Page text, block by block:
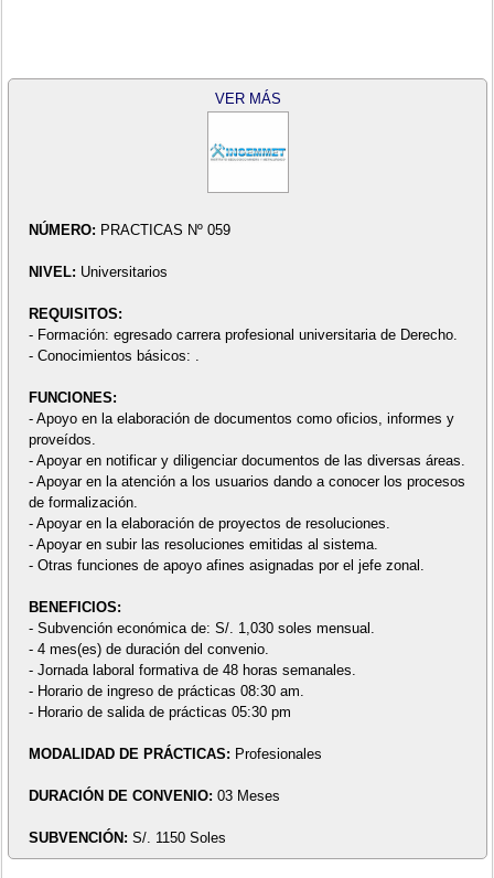
VER MÁS
NÚMERO: PRACTICAS Nº 059
NIVEL: Universitarios
REQUISITOS:
- Formación: egresado carrera profesional universitaria de Derecho.
- Conocimientos básicos: .
FUNCIONES:
- Apoyo en la elaboración de documentos como oficios, informes y
proveídos.
- Apoyar en notificar y diligenciar documentos de las diversas áreas.
- Apoyar en la atención a los usuarios dando a conocer los procesos
de formalización.
- Apoyar en la elaboración de proyectos de resoluciones.
- Apoyar en subir las resoluciones emitidas al sistema.
- Otras funciones de apoyo afines asignadas por el jefe zonal.
BENEFICIOS:
- Subvención económica de: S/. 1,030 soles mensual.
- 4 mes(es) de duración del convenio.
- Jornada laboral formativa de 48 horas semanales.
- Horario de ingreso de prácticas 08:30 am.
- Horario de salida de prácticas 05:30 pm
MODALIDAD DE PRÁCTICAS: Profesionales
DURACIÓN DE CONVENIO: 03 Meses
SUBVENCIÓN: S/. 1150 Soles